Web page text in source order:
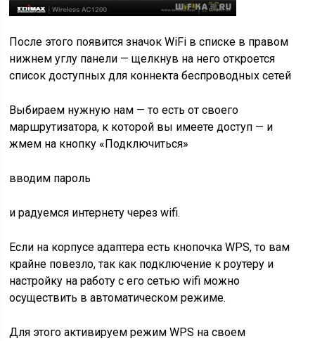
После этого появится значок WiFi в списке в правом
нижнем углу панели — щелкнув на него откроется
список доступных для коннекта беспроводных сетей
Выбираем нужную нам — то есть от своего
маршрутизатора, к которой вы имеете доступ — и
жмем на кнопку «Подключиться»
вводим пароль
и радуемся интернету через wifi.
Если на корпусе адаптера есть кнопочка WPS, то вам
крайне повезло, так как подключение к роутеру и
настройку на работу с его сетью wifi можно
осуществить в автоматическом режиме.
Для этого активируем режим WPS на своем